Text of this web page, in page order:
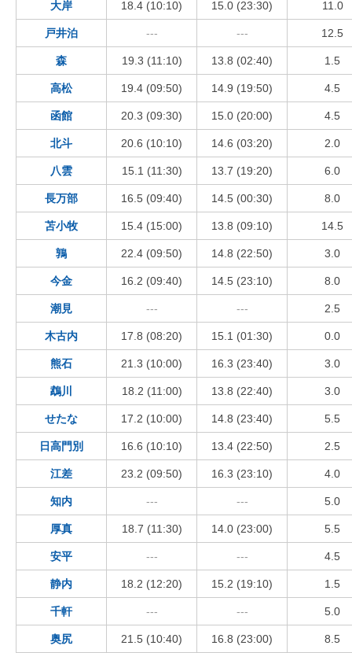
大岸 18.4 (10:10) 15.0 (23:30) 11.0
戸井泊 --- --- 12.5
森 19.3 (11:10) 13.8 (02:40) 1.5
高松 19.4 (09:50) 14.9 (19:50) 4.5
函館 20.3 (09:30) 15.0 (20:00) 4.5
北斗 20.6 (10:10) 14.6 (03:20) 2.0
八雲 15.1 (11:30) 13.7 (19:20) 6.0
長万部 16.5 (09:40) 14.5 (00:30) 8.0
苫小牧 15.4 (15:00) 13.8 (09:10) 14.5
鶉 22.4 (09:50) 14.8 (22:50) 3.0
今金 16.2 (09:40) 14.5 (23:10) 8.0
潮見 --- --- 2.5
木古内 17.8 (08:20) 15.1 (01:30) 0.0
熊石 21.3 (10:00) 16.3 (23:40) 3.0
鵡川 18.2 (11:00) 13.8 (22:40) 3.0
せたな 17.2 (10:00) 14.8 (23:40) 5.5
日高門別 16.6 (10:10) 13.4 (22:50) 2.5
江差 23.2 (09:50) 16.3 (23:10) 4.0
知内 --- --- 5.0
厚真 18.7 (11:30) 14.0 (23:00) 5.5
安平 --- --- 4.5
静内 18.2 (12:20) 15.2 (19:10) 1.5
千軒 --- --- 5.0
奥尻 21.5 (10:40) 16.8 (23:00) 8.5